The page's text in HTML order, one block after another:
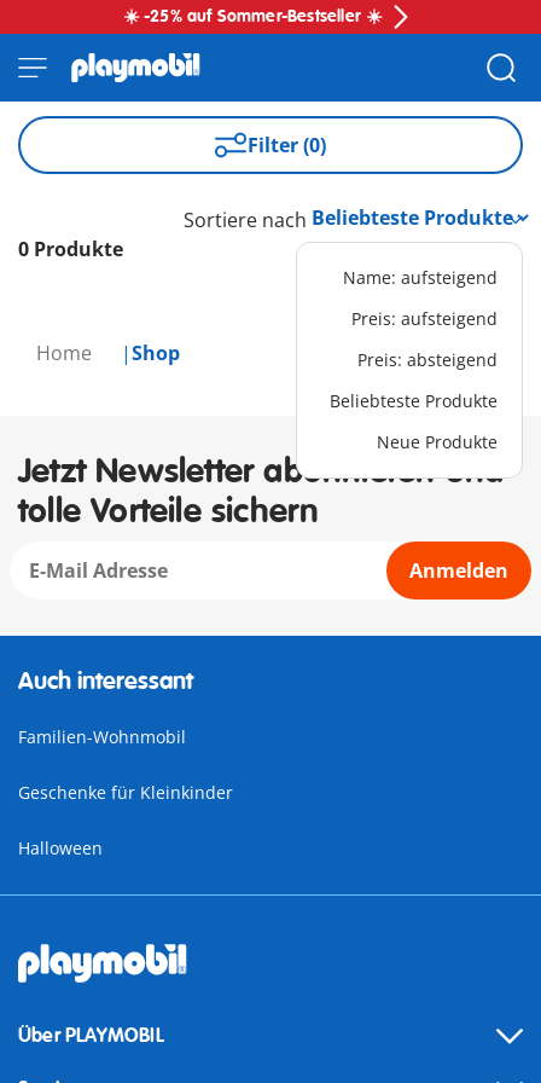
☀️ -25% auf Sommer-Bestseller ☀️
Home Shop
Filter (0)
0 Produkte
Sortiere nach
Name: aufsteigend
Preis: aufsteigend
Preis: absteigend
Beliebteste Produkte
Neue Produkte
Jetzt Newsletter abonnieren und
tolle Vorteile sichern
Anmelden
Auch interessant
Familien-Wohnmobil
Geschenke für Kleinkinder
Halloween
Über PLAYMOBIL